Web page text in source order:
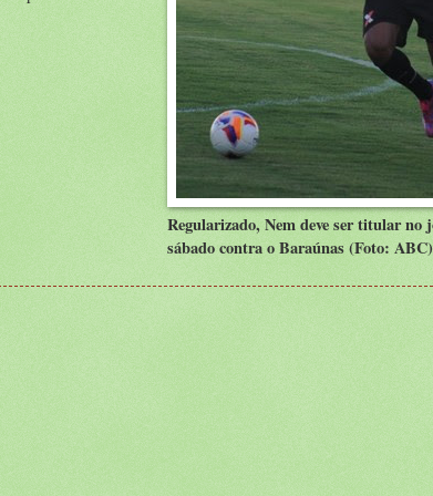
Regularizado, Nem deve ser titular no
sábado contra o Baraúnas (Foto: ABC)